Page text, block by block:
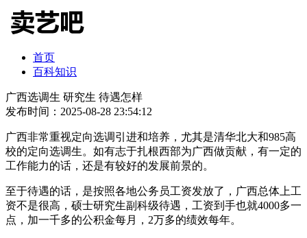
首页
百科知识
广西选调生 研究生 待遇怎样
发布时间：2025-08-28 23:54:12
广西非常重视定向选调引进和培养，尤其是清华北大和985高
校的定向选调生。如有志于扎根西部为广西做贡献，有一定的
工作能力的话，还是有较好的发展前景的。
至于待遇的话，是按照各地公务员工资发放了，广西总体上工
资不是很高，硕士研究生副科级待遇，工资到手也就4000多一
点，加一千多的公积金每月，2万多的绩效每年。